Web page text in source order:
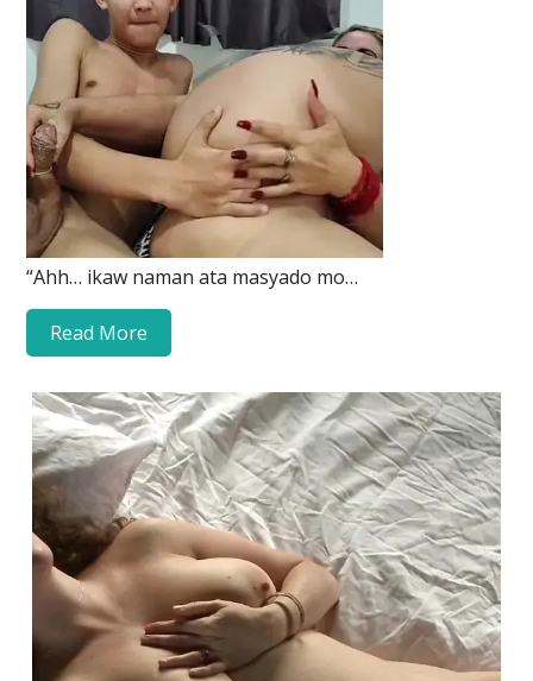
“Ahh… ikaw naman ata masyado mo…
Read More